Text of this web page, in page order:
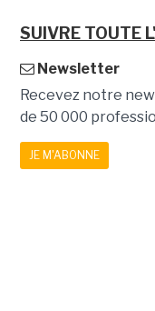
SUIVRE TOUTE
Newsletter
Recevez notre
de 50 000
JE M'ABONNE